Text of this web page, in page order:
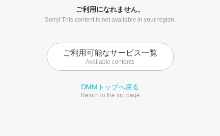
ご利用になれません。
Sorry! This content is not available in your region.
ご利用可能なサービス一覧
Available contents
DMMトップへ戻る
Return to the top page